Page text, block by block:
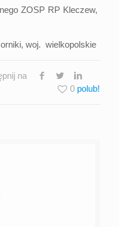
ZOSP RP Kleczew,
woj. wielkopolskie
na
0